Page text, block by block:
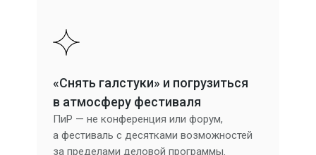
«Снять галстуки» и погрузиться
в атмосферу фестиваля
ПиР — не конференция или форум,
а фестиваль с десятками возможностей
за пределами деловой программы.